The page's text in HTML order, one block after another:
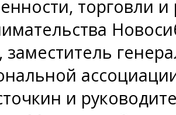
торговли и
заместитель
и